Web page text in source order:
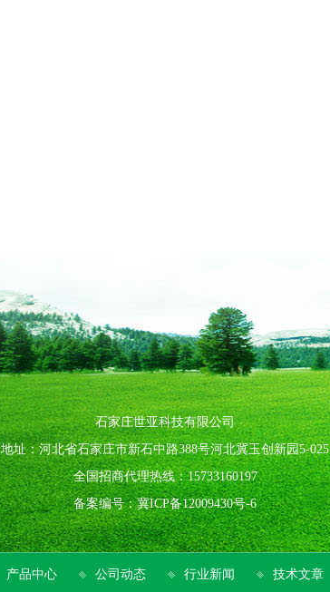
石家庄世亚科技有限公司
地址：河北省石家庄市新石中路388号河北冀玉创新园5-025
全国招商代理热线：15733160197
备案编号：冀ICP备12009430号-6
产品中心 公司动态 行业新闻 技术文章